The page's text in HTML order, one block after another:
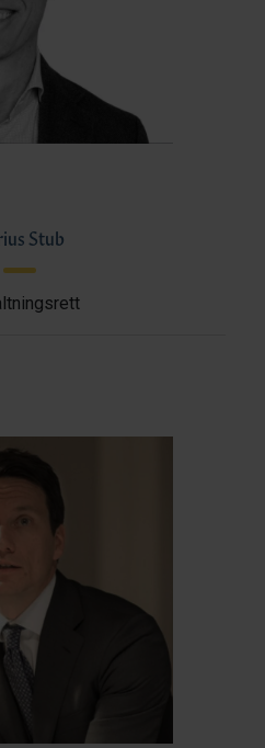
Stub